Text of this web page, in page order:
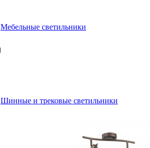
Мебельные светильники
Шинные и трековые светильники